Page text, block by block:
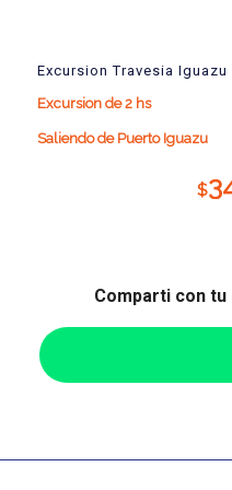
Excursion Travesia Iguazu
Excursion de 2 hs
Saliendo de Puerto Iguazu
$
Comparti con